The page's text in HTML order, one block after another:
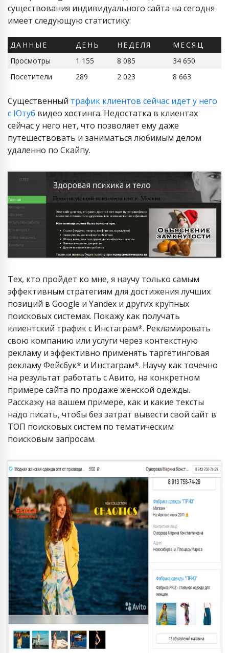
существования индивидуального сайта на сегодня
имеет следующую статистику:
ДАННЫЕ ДЕНЬ НЕДЕЛЯ
МЕСЯЦ
Просмотры
1 155 8 085
34 650
Посетители
289 2 023 8 663
Существенный трафик клиентов сейчас идет у него
с Ютуб видео хостинга. Недостатка в клиентах
сейчас у него нет, что позволяет ему даже
путешествовать и заниматься любимым делом
удаленно по Скайпу.
Тех, кто пройдет ко мне, я научу только самым
эффективным стратегиям для достижения лучших
позиций в Google и Yandex и других крупных
поисковых системах. Покажу как получать
клиентский трафик с Инстаграм*. Рекламировать
свою компанию или услуги через контекстную
рекламу и эффективно применять таргетинговая
рекламу Фейсбук* и Инстаграм*. Научу как точечно
на результат работать с Авито, на конкретном
примере сайта по продаже женской одежды.
Расскажу на вашем примере, как и какие тексты
надо писать, чтобы без затрат вывести свой сайт в
ТОП поисковых систем по тематическим
поисковым запросам.